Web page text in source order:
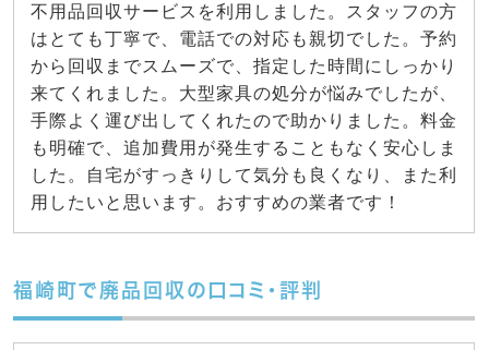
不用品回収サービスを利用しました。スタッフの方
はとても丁寧で、電話での対応も親切でした。予約
から回収までスムーズで、指定した時間にしっかり
来てくれました。大型家具の処分が悩みでしたが、
手際よく運び出してくれたので助かりました。料金
も明確で、追加費用が発生することもなく安心しま
した。自宅がすっきりして気分も良くなり、また利
用したいと思います。おすすめの業者です！
福崎町で廃品回収の口コミ・評判